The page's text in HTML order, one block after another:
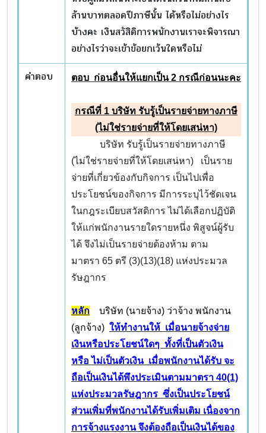
ล้านบาทตลอดปีภาษีนั้น ได้หรือไม่อย่างไร
บ้างคะ เงินสวัสิดิการพนักงานเราจะพิจารณา
อย่างไรว่าจะเข้าข้อยกเว้นใดหรือไม่
คำตอบ
ตอบ ก่อนอื่นให้แยกเป็น2 กรณีก่อนนะคะ
กรณีที่ 1 บริษัท รับรู้เป็นรายจ่ายทางภาษี
(ไม่ใช่รายจ่ายที่ให้โดยเสน่หา)
บริษัท รับรู้เป็นรายจ่ายทางภาษี
(ไม่ใช่รายจ่ายที่ให้โดยเสน่หา) เป็นราย
จ่ายที่เกี่ยวข้องกับกิจการ เป็นไปเพื่อ
ประโยชน์ของกิจการ มีการระบุไว้ชัดเจน
ในกฎระเบียบสวัสดิการ ไม่ได้เลือกปฏิบัติ
ให้แก่พนักงานรายใดรายหนึ่ง พิสูจน์ผู้รับ
ได้ จึงไม่เป็นรายจ่ายต้องห้าม ตาม
มาตรา 65 ตรี (3)(13)(18) แห่งประมวล
รัษฎากร
หลัก บริษัท (นายจ้าง) ว่าจ้าง พนักงาน
(ลูกจ้าง) ให้ทำงานให้ เมื่อนายจ้างจ่าย
เงินหรือประโยชน์ใดๆ ทั้งที่เป็นตัวเงิน
หรือ ไม่เป็นตัวเงิน เมื่อพนักงานได้รับ จะ
ถือเป็นเงินได้พึงประเมินตามมาตรา 40(1)
แห่งประมวลรัษฎากร ซึ่งเป็นประโยชน์
ส่วนเพิ่มที่พนักงานได้รับเพิ่มเติม เนื่องจาก
การจ้างแรงงาน จึงต้องถือเป็นเงินได้ของ